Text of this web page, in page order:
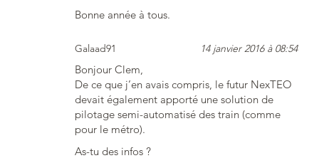
Bonne année à tous.
Galaad91 14 janvier 2016 à 08:54
Bonjour Clem,
De ce que j’en avais compris, le futur NexTEO
devait également apporté une solution de
pilotage semi-automatisé des train (comme
pour le métro).
As-tu des infos ?